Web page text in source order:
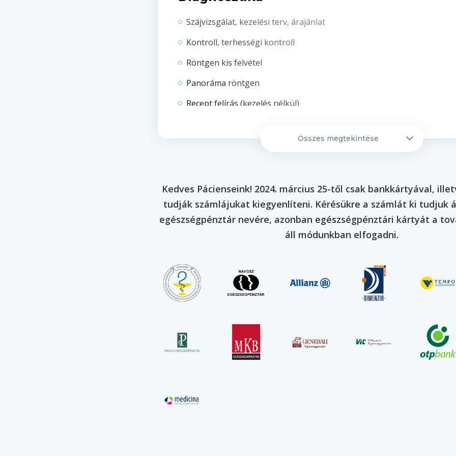
Szájvizsgálat, kezelési terv, árajánlat
Kontroll, terhességi kontroll
Röntgen kis felvétel
Panoráma röntgen
Recept felírás (kezelés nélkül)
Konzerváló fogászat
Esztétikai tömések:
Front tömés
1 felszínű tömés
3 felszínű tömés
Onlay fedőtömés(gyökérkezelés után)
Cement tömés (Fuji tömés)
Direkt, indirekt pulpasapkázás
Összes megtekintése
Kedves Pácienseink! 2024. március 25-től csak bankkártyával,
tudják számlájukat kiegyenlíteni. Kérésükre a számlát ki tudjuk
egészségpénztár nevére, azonban egészségpénztári kártyát a
áll módunkban elfogadni.